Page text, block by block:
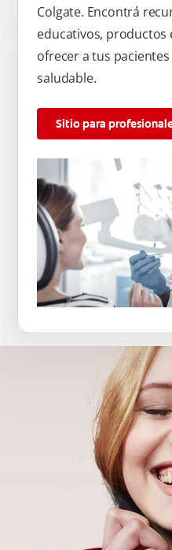
Colgate. Encontrá
educativos, productos
ofrecer a tus
saludable.
Sitio para